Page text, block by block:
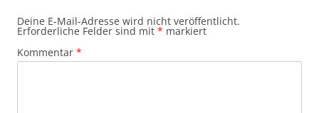
Deine E-Mail-Adresse wird nicht veröffentlicht.
Erforderliche Felder sind mit * markiert
Kommentar *